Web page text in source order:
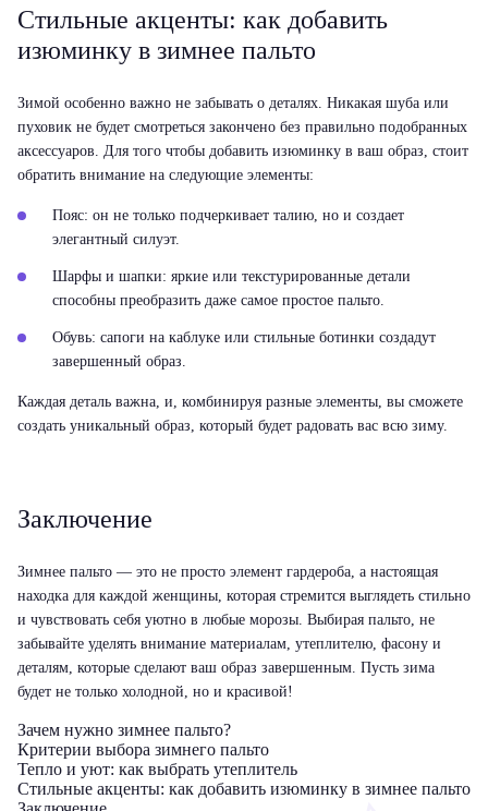
Стильные акценты: как добавить
изюминку в зимнее пальто
Зимой особенно важно не забывать о деталях. Никакая шуба или
пуховик не будет смотреться закончено без правильно подобранных
аксессуаров. Для того чтобы добавить изюминку в ваш образ, стоит
обратить внимание на следующие элементы:
Пояс: он не только подчеркивает талию, но и создает
элегантный силуэт.
Шарфы и шапки: яркие или текстурированные детали
способны преобразить даже самое простое пальто.
Обувь: сапоги на каблуке или стильные ботинки создадут
завершенный образ.
Каждая деталь важна, и, комбинируя разные элементы, вы сможете
создать уникальный образ, который будет радовать вас всю зиму.
Заключение
Зимнее пальто — это не просто элемент гардероба, а настоящая
находка для каждой женщины, которая стремится выглядеть стильно
и чувствовать себя уютно в любые морозы. Выбирая пальто, не
забывайте уделять внимание материалам, утеплителю, фасону и
деталям, которые сделают ваш образ завершенным. Пусть зима
будет не только холодной, но и красивой!
Зачем нужно зимнее пальто?
Критерии выбора зимнего пальто
Тепло и уют: как выбрать утеплитель
Стильные акценты: как добавить изюминку в зимнее пальто